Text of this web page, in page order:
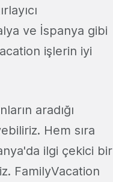
ve İspanya gibi
işlerin iyi
aradığı
Hem sıra
ilgi çekici bir
FamilyVacation